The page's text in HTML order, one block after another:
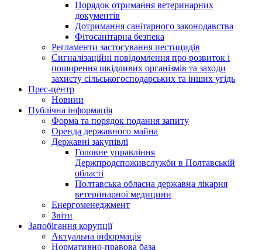
Порядок отримання ветеринарних
документів
Дотримання санітарного законодавства
Фітосанітарна безпека
Регламенти застосування пестицидів
Сигналізаційні повідомлення про розвиток і
поширення шкідливих організмів та заходи
захисту сільськогосподарських та інших угідь
Прес-центр
Новини
Публічна інформація
Форма та порядок подання запиту
Оренда державного майна
Державні закупівлі
Головне управління
Держпродспоживслужби в Полтавській
області
Полтавська обласна державна лікарня
ветеринарної медицини
Енергоменеджмент
Звіти
Запобігання корупції
Актуальна інформація
Нормативно-правова база